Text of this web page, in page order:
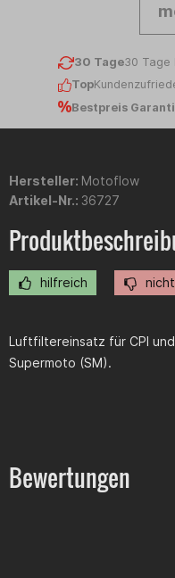
30 Tage30 Tage
Top
Bestpreis
Hersteller: Motoflow
Artikel-Nr.: 36727
hilfreich
Luftfiltereinsatz für CPI
Supermoto (SM).
Bewertungen